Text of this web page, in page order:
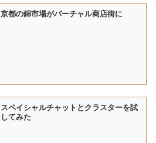
京都の錦市場がバーチャル商店街に
スペイシャルチャットとクラスターを試
してみた